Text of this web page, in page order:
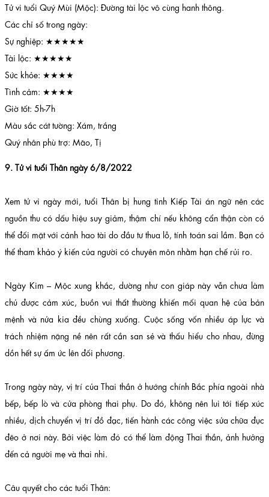
Tử vi tuổi Quý Mùi (Mộc): Đường tài lộc vô cùng hanh thông.
Các chỉ số trong ngày:
Sự nghiệp: ★★★★★
Tài lộc: ★★★★★
Sức khỏe: ★★★★
Tình cảm: ★★★★
Giờ tốt: 5h-7h
Màu sắc cát tường: Xám, trắng
Quý nhân phù trợ: Mão, Tị
9. Tử vi tuổi Thân ngày 6/8/2022
Xem tử vi ngày mới, tuổi Thân bị hung tinh Kiếp Tài án ngữ nên các
nguồn thu có dấu hiệu suy giảm, thậm chí nếu không cẩn thận còn có
thể đối mặt với cảnh hao tài do đầu tư thua lỗ, tính toán sai lầm. Bạn có
thể tham khảo ý kiến của người có chuyên môn nhằm hạn chế rủi ro.
Ngày Kim – Mộc xung khắc, dường như con giáp này vẫn chưa làm
chủ được cảm xúc, buồn vui thất thường khiến mối quan hệ của bản
mệnh và nửa kia đều chùng xuống. Cuộc sống vốn nhiều áp lực và
trách nhiệm nặng nề nên rất cần san sẻ và thấu hiểu cho nhau, đừng
dồn hết sự ấm ức lên đối phương.
Trong ngày này, vị trí của Thai thần ở hướng chính Bắc phía ngoài nhà
bếp, bếp lò và cửa phòng thai phụ. Do đó, không nên lui tới tiếp xúc
nhiều, dịch chuyển vị trí đồ đạc, tiến hành các công việc sửa chữa đục
đẽo ở nơi này. Bởi việc làm đó có thể làm động Thai thần, ảnh hưởng
đến cả người mẹ và thai nhi.
Câu quyết cho các tuổi Thân: